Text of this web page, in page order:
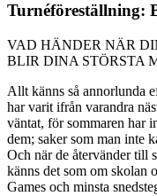
Turnéföreställning:
VAD HÄNDER NÄR
BLIR DINA STÖRSTA
Allt känns så annorlunda
har varit ifrån varandra
väntat, för sommaren har
dem; saker som man inte
Och när de återvänder till
känns det som om skolan
Games och minsta